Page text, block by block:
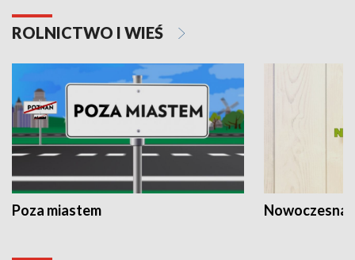
ROLNICTWO I WIEŚ
Poza miastem Nowoczesna